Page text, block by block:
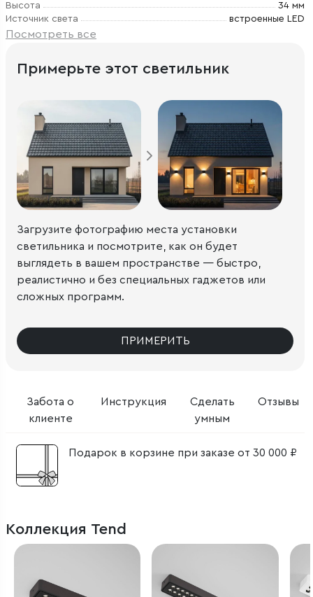
Высота
34 мм
Источник света
встроенные LED
Посмотреть все
Забота о
клиенте
Инструкция
Сделать
умным
Отзывы
Подарок в корзине при заказе от 30 000 ₽
Примерьте этот светильник
Загрузите фотографию места установки
светильника и посмотрите, как он будет
выглядеть в вашем пространстве — быстро,
реалистично и без специальных гаджетов или
сложных программ.
ПРИМЕРИТЬ
Коллекция Tend